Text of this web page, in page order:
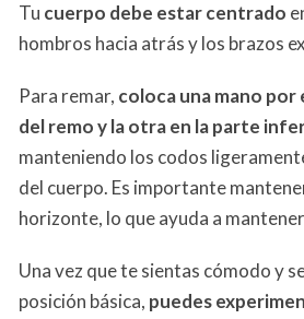
Tu cuerpo debe estar centrado
hombros hacia atrás y los brazos
Para remar, coloca una mano por
del remo y la otra en la parte
manteniendo los codos
del cuerpo. Es importante
horizonte, lo que ayuda a
Una vez que te sientas cómodo y
posición básica, puedes